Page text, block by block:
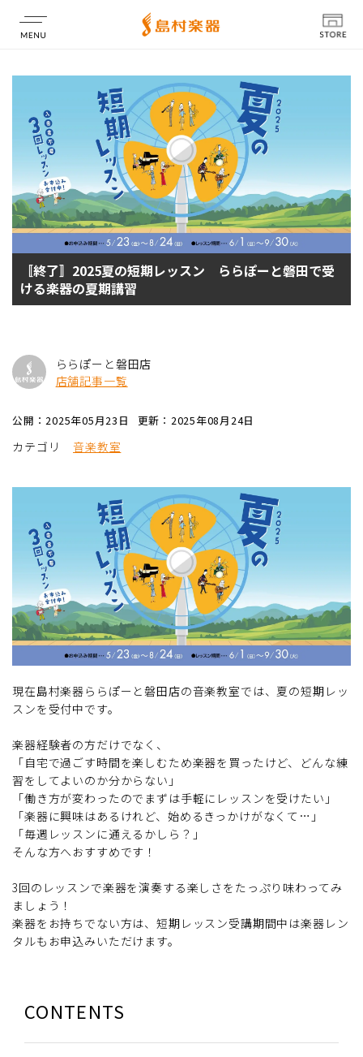
店舗情報
〚終了〛2025夏の短期レッスン ららぽーと磐田で受
ける楽器の夏期講習
ららぽーと磐田店
店舗記事一覧
公開：2025年05月23日 更新：2025年08月24日
カテゴリ 音楽教室
現在島村楽器ららぽーと磐田店の音楽教室では、夏の短期レッ
スンを受付中です。
楽器経験者の方だけでなく、
「自宅で過ごす時間を楽しむため楽器を買ったけど、どんな練
習をしてよいのか分からない」
「働き方が変わったのでまずは手軽にレッスンを受けたい」
「楽器に興味はあるけれど、始めるきっかけがなくて…」
「毎週レッスンに通えるかしら？」
そんな方へおすすめです！
3回のレッスンで楽器を演奏する楽しさをたっぷり味わってみ
ましょう！
楽器をお持ちでない方は、短期レッスン受講期間中は楽器レン
タルもお申込みいただけます。
CONTENTS